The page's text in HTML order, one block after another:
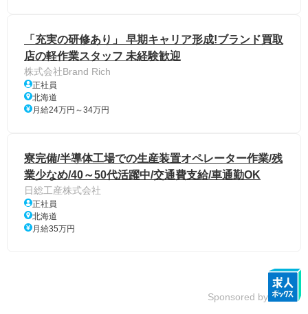
「充実の研修あり」 早期キャリア形成!ブランド買取
店の軽作業スタッフ 未経験歓迎
株式会社Brand Rich
正社員
北海道
月給24万円～34万円
寮完備/半導体工場での生産装置オペレーター作業/残
業少なめ/40～50代活躍中/交通費支給/車通勤OK
日総工産株式会社
正社員
北海道
月給35万円
Sponsored by